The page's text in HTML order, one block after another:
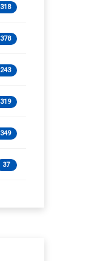
318
378
243
319
349
37